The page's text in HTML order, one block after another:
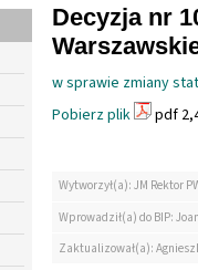
Decyzja nr
w sprawie zmiany
Pobierz plik
pdf
Wytworzył(a): JM Rektor
Wprowadził(a) do BIP:
Zaktualizował(a):